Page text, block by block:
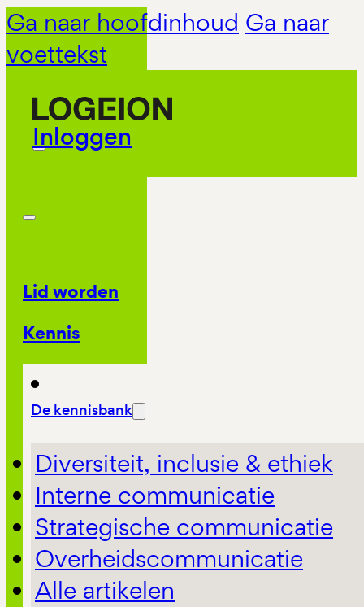
Ga naar hoofdinhoud Ga naar
voettekst
Inloggen
Lid worden
Kennis
De kennisbank
Diversiteit, inclusie & ethiek
Interne communicatie
Strategische communicatie
Overheidscommunicatie
Alle artikelen